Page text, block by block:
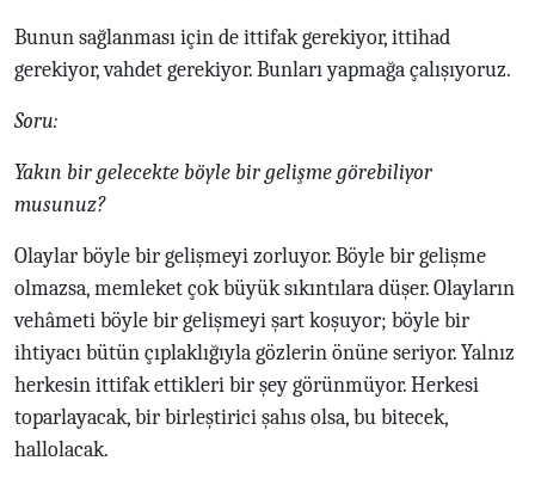
Bunun sağlanması için de ittifak gerekiyor, ittihad
gerekiyor, vahdet gerekiyor. Bunları yapmağa çalışıyoruz.
Soru:
Yakın bir gelecekte böyle bir gelişme görebiliyor
musunuz?
Olaylar böyle bir gelişmeyi zorluyor. Böyle bir gelişme
olmazsa, memleket çok büyük sıkıntılara düşer. Olayların
vehâmeti böyle bir gelişmeyi şart koşuyor; böyle bir
ihtiyacı bütün çıplaklığıyla gözlerin önüne seriyor. Yalnız
herkesin ittifak ettikleri bir şey görünmüyor. Herkesi
toparlayacak, bir birleştirici şahıs olsa, bu bitecek,
hallolacak.